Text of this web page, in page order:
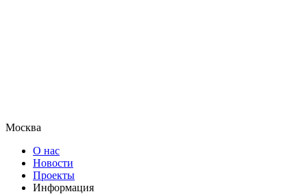
Москва
О нас
Новости
Проекты
Информация